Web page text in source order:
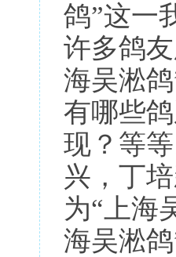
鸽”这一
许多鸽
海吴淞
有哪些
现？等
兴，丁
为“上海
海吴淞鸽